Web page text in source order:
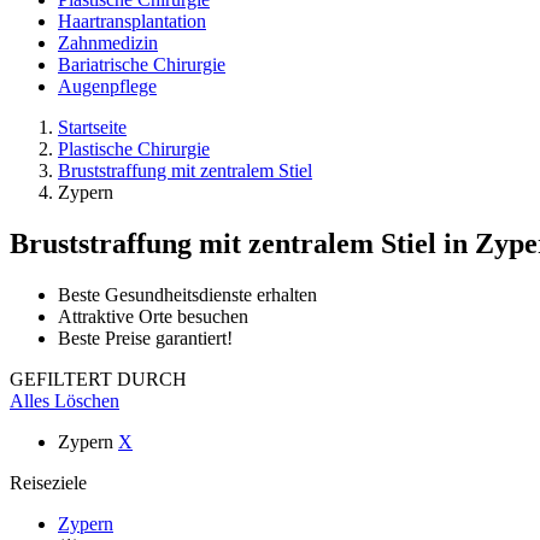
Haartransplantation
Zahnmedizin
Bariatrische Chirurgie
Augenpflege
Startseite
Plastische Chirurgie
Bruststraffung mit zentralem Stiel
Zypern
Bruststraffung mit zentralem Stiel in
Beste Gesundheitsdienste erhalten
Attraktive Orte besuchen
Beste Preise garantiert!
GEFILTERT DURCH
Alles Löschen
Zypern X
Reiseziele
Zypern